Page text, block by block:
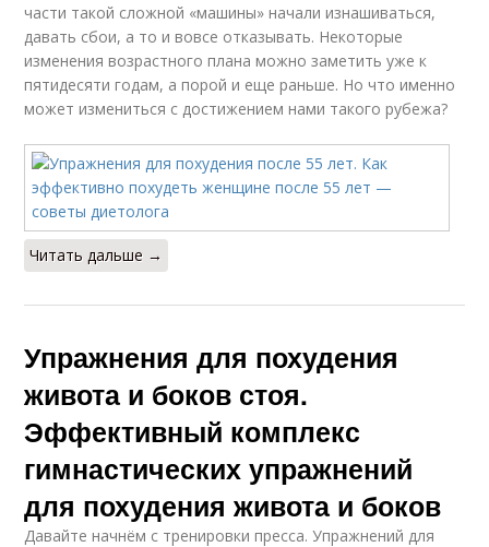
части такой сложной «машины» начали изнашиваться,
давать сбои, а то и вовсе отказывать. Некоторые
изменения возрастного плана можно заметить уже к
пятидесяти годам, а порой и еще раньше. Но что именно
может измениться с достижением нами такого рубежа?
Читать дальше →
Упражнения для похудения
живота и боков стоя.
Эффективный комплекс
гимнастических упражнений
для похудения живота и боков
Давайте начнём с тренировки пресса. Упражнений для